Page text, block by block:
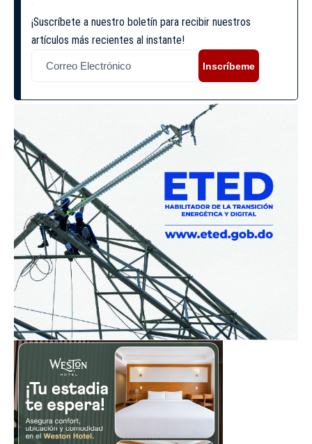
¡Suscríbete a nuestro boletín para recibir nuestros
artículos más recientes al instante!
Inscríbeme